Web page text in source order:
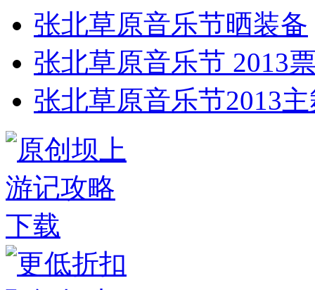
张北草原音乐节晒装备
张北草原音乐节 2013
张北草原音乐节2013